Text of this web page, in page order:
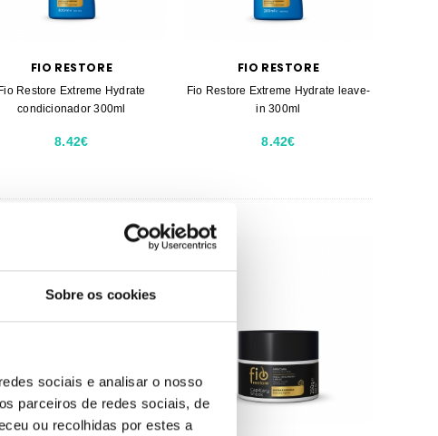
Sobre os cookies
sociais e analisar o nosso
parceiros de redes sociais, de
ou recolhidas por estes a
FIO RESTORE
Restore Extreme Hydrate
condicionador 300ml
8.42€
FIO RESTORE
Fio Restore Extreme Hydrate leave-
in 300ml
8.42€